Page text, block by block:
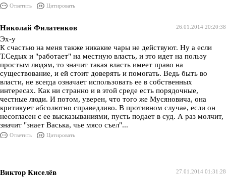
Ответить Цитировать
26.01.2014 20:20:38
Николай Филатенков
Эх-у
К счастью на меня также никакие чары не действуют. Ну а если
Т.Седых и "работает" на местную власть, и это идет на пользу
простым людям, то значит такая власть имеет право на
существование, и ей стоит доверять и помогать. Ведь быть во
власти, не всегда означает использовать ее в собственных
интересах. Как ни странно и в этой среде есть порядочные,
честные люди. И потом, уверен, что того же Мусяновича, она
критикует абсолютно справедливо. В противном случае, если он
несогласен с ее высказываниями, пусть подает в суд. А раз молчит,
значит "знает Васька, чье мясо съел"...
Ответить Цитировать
27.01.2014 01:31:28
Виктор Киселёв